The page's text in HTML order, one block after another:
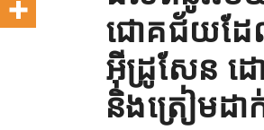
ជោគជ័យដែ
អ៊ីដ្រូសែន ដ
និងត្រៀមដា